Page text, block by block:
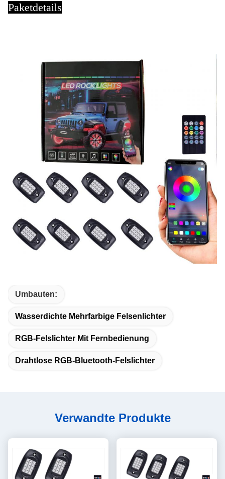
Paketdetails
Umbauten:
Wasserdichte Mehrfarbige Felsenlichter
RGB-Felslichter Mit Fernbedienung
Drahtlose RGB-Bluetooth-Felslichter
Verwandte Produkte